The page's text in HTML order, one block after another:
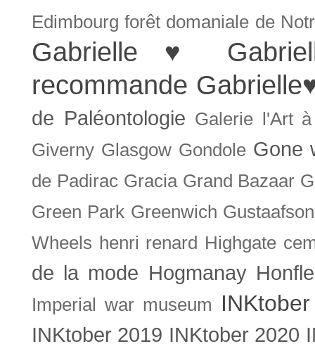
Edimbourg forêt domaniale de
Gabrielle ♥
recommande
de Paléontologie Galerie l'Art
Giverny Glasgow Gondole Gone
de Padirac Gracia Grand Bazaar
Green Park Greenwich Gustaafson
Wheels henri renard Highgate
de la mode Hogmanay
Imperial war museum INKtober
INKtober 2019 INKtober 2020